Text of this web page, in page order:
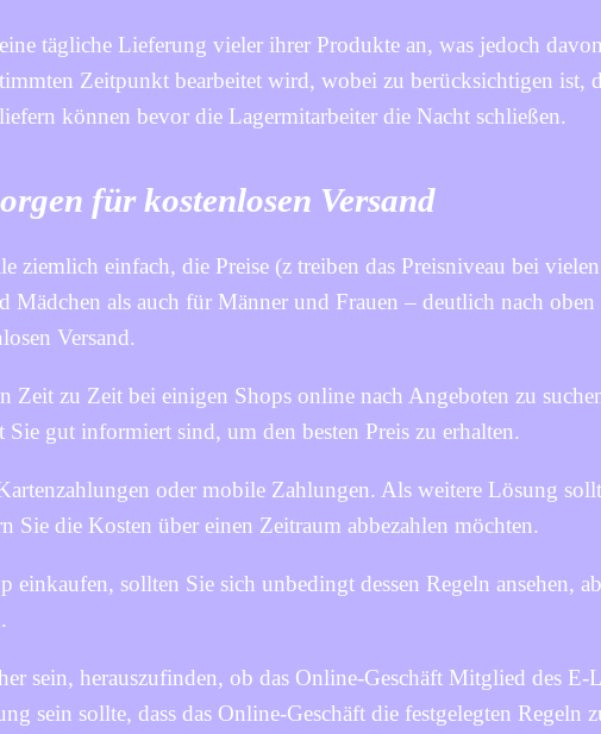
tägliche Lieferung vieler ihrer Produkte an, was jedoch
Zeitpunkt bearbeitet wird, wobei zu berücksichtigen ist,
können bevor die Lagermitarbeiter die Nacht schließen.
für kostenlosen Versand
ziemlich einfach, die Preise (z treiben das Preisniveau bei
Mädchen als auch für Männer und Frauen – deutlich nach oben
Versand.
Zeit zu Zeit bei einigen Shops online nach Angeboten zu
gut informiert sind, um den besten Preis zu erhalten.
oder mobile Zahlungen. Als weitere Lösung
Sie die Kosten über einen Zeitraum abbezahlen möchten.
sollten Sie sich unbedingt dessen Regeln ansehen,
sein, herauszufinden, ob das Online-Geschäft Mitglied des E-
sein sollte, dass das Online-Geschäft die festgelegten Regeln